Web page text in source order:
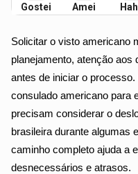
Gostei Amei
Solicitar o visto americano
planejamento, atenção aos
antes de iniciar o
consulado americano para
precisam considerar o
brasileira durante algumas
caminho completo ajuda a
desnecessários e atrasos.